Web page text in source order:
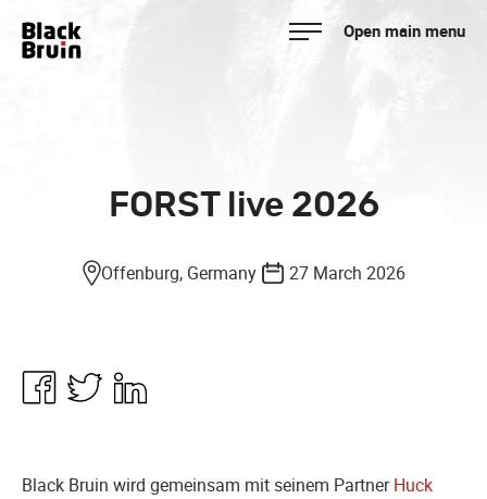
content
Black Bruin Open main menu
FORST live 2026
Offenburg, Germany 27 March 2026
Share Share
Share
Black Bruin wird gemeinsam mit seinem PartnerHuck